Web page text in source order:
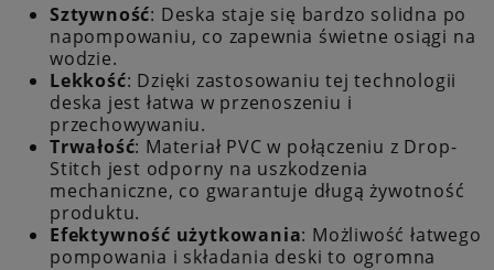
Sztywność: Deska staje się bardzo solidna po
napompowaniu, co zapewnia świetne osiągi na
wodzie.
Lekkość: Dzięki zastosowaniu tej technologii
deska jest łatwa w przenoszeniu i
przechowywaniu.
Trwałość: Materiał PVC w połączeniu z Drop-
Stitch jest odporny na uszkodzenia
mechaniczne, co gwarantuje długą żywotność
produktu.
Efektywność użytkowania: Możliwość łatwego
pompowania i składania deski to ogromna